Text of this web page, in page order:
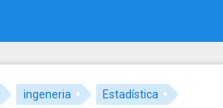
ingeneria Estadística